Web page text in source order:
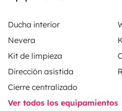
Ducha interior
Nevera
Kit de limpieza
Dirección asistida
Cierre centralizado
Ver todos los equipamientos